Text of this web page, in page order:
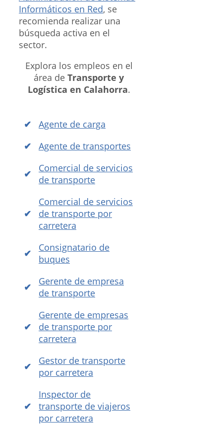
Informáticos en Red, se
recomienda realizar una
búsqueda activa en el
sector.
Explora los empleos en el
área deTransporte y
Logística en Calahorra.
Agente de carga
Agente de transportes
Comercial de servicios
de transporte
Comercial de servicios
de transporte por
carretera
Consignatario de
buques
Gerente de empresa
de transporte
Gerente de empresas
de transporte por
carretera
Gestor de transporte
por carretera
Inspector de
transporte de viajeros
por carretera